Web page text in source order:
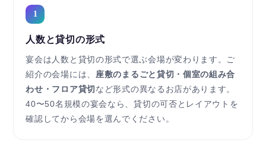
1
人数と貸切の形式
宴会は人数と貸切の形式で選ぶ会場が変わります。ご
紹介の会場には、 座敷のまるごと貸切・個室の組み合
わせ・フロア貸切 など形式の異なるお店があります。
40〜50名規模の宴会なら、貸切の可否とレイアウトを
確認してから会場を選んでください。